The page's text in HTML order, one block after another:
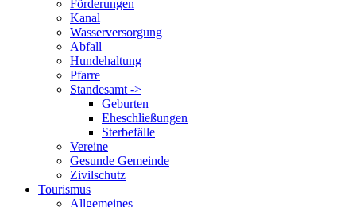
Förderungen
Kanal
Wasserversorgung
Abfall
Hundehaltung
Pfarre
Standesamt ->
Geburten
Eheschließungen
Sterbefälle
Vereine
Gesunde Gemeinde
Zivilschutz
Tourismus
Allgemeines